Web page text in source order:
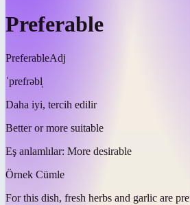
Preferable
PreferableAdj
ˈprefrəbl̩
Daha iyi, tercih edilir
Better or more suitable
Eş anlamlılar: More desirable
Örnek Cümle
For this dish, fresh herbs and garlic are